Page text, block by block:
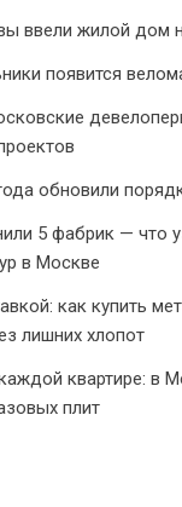
ввели жилой дом
появится
обновили
5 фабрик — что
в Москве
как купить
лишних хлопот
квартире: в
плит